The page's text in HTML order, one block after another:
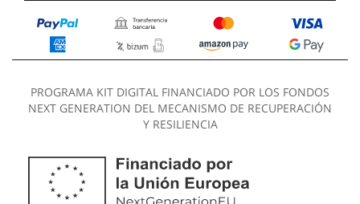
PROGRAMA KIT DIGITAL FINANCIADO POR LOS FONDOS
NEXT GENERATION DEL MECANISMO DE RECUPERACIÓN
Y RESILIENCIA